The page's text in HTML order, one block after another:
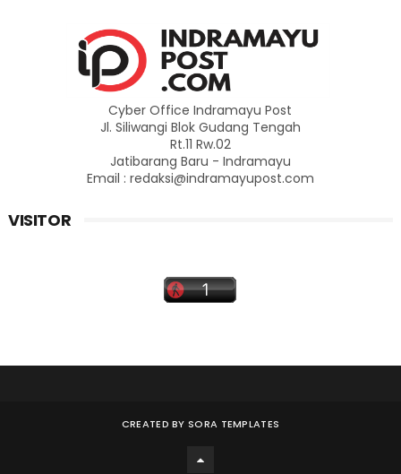
Cyber Office Indramayu Post
Jl. Siliwangi Blok Gudang Tengah
Rt.11 Rw.02
Jatibarang Baru - Indramayu
Email : redaksi@indramayupost.com
VISITOR
CREATED BYSORA TEMPLATES